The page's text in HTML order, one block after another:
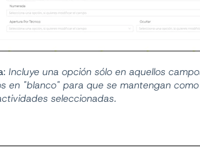
Incluye una opción sólo en aquellos
en "blanco" para que se mantengan
seleccionadas.